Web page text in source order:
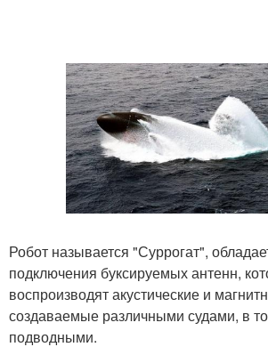
Робот называется "Суррогат",
подключения буксируемых антенн,
воспроизводят акустические и
создаваемые различными судами, в
подводными.